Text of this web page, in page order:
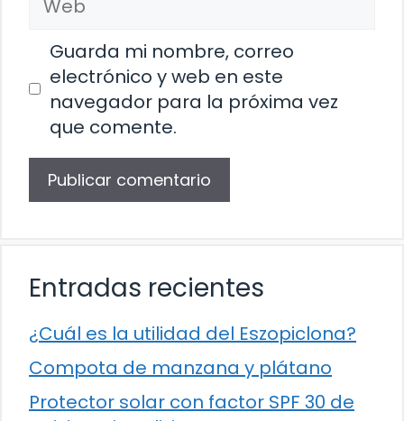
Guarda mi nombre, correo
electrónico y web en este
navegador para la próxima vez
que comente.
Entradas recientes
¿Cuál es la utilidad del Eszopiclona?
Compota de manzana y plátano
Protector solar con factor SPF 30 de